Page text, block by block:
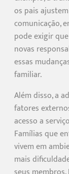
os pais
comunicação,
pode exigir
novas
essas
familiar.
Além disso, a
fatores
acesso a
Famílias que
vivem em
mais